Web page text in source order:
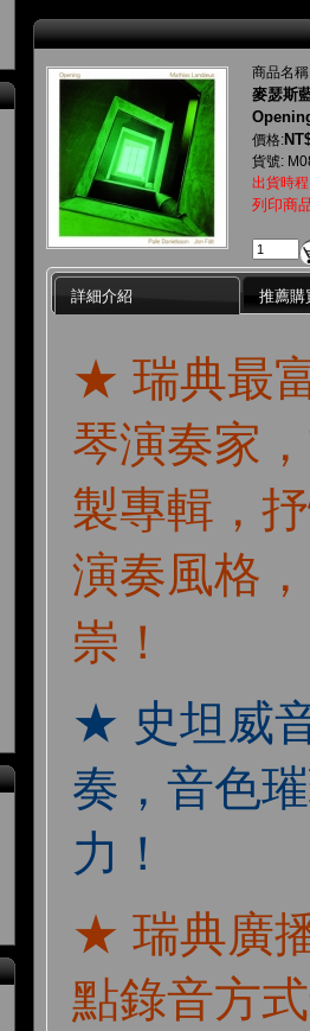
商品名
麥瑟斯
價格:
貨號:
出貨時
列印商
詳細介紹 推薦購
★ 瑞典最
琴演奏家
製專輯，
演奏風格
崇！
★ 史坦威
奏，音色
力！
★ 瑞典廣
點錄音方